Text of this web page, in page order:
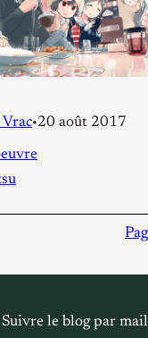
Vrac•20 août 2017
Suivre le blog par